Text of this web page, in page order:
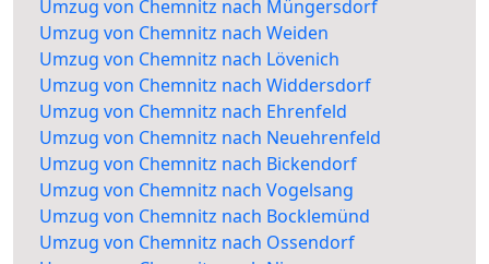
Umzug von Chemnitz nach Müngersdorf
Umzug von Chemnitz nach Weiden
Umzug von Chemnitz nach Lövenich
Umzug von Chemnitz nach Widdersdorf
Umzug von Chemnitz nach Ehrenfeld
Umzug von Chemnitz nach Neuehrenfeld
Umzug von Chemnitz nach Bickendorf
Umzug von Chemnitz nach Vogelsang
Umzug von Chemnitz nach Bocklemünd
Umzug von Chemnitz nach Ossendorf